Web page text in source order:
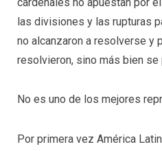
las divisiones y las rupturas
no alcanzaron a resolverse y
resolvieron, sino más bien se
No es uno de los mejores
Por primera vez América